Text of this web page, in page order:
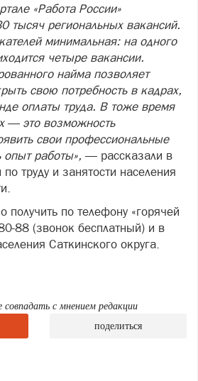
«Работа России»
тысяч региональных вакансий.
минимальная: на одного
четыре вакансии.
найма позволяет
свою потребность в кадрах,
оплаты труда. В тоже время
— это возможность
свои профессиональные
опыт работы», — рассказали в
труду и занятости населения
получить по телефону «горячей
88 (звонок бесплатный) и в
Саткинского округа.
с мнением редакции
поделиться